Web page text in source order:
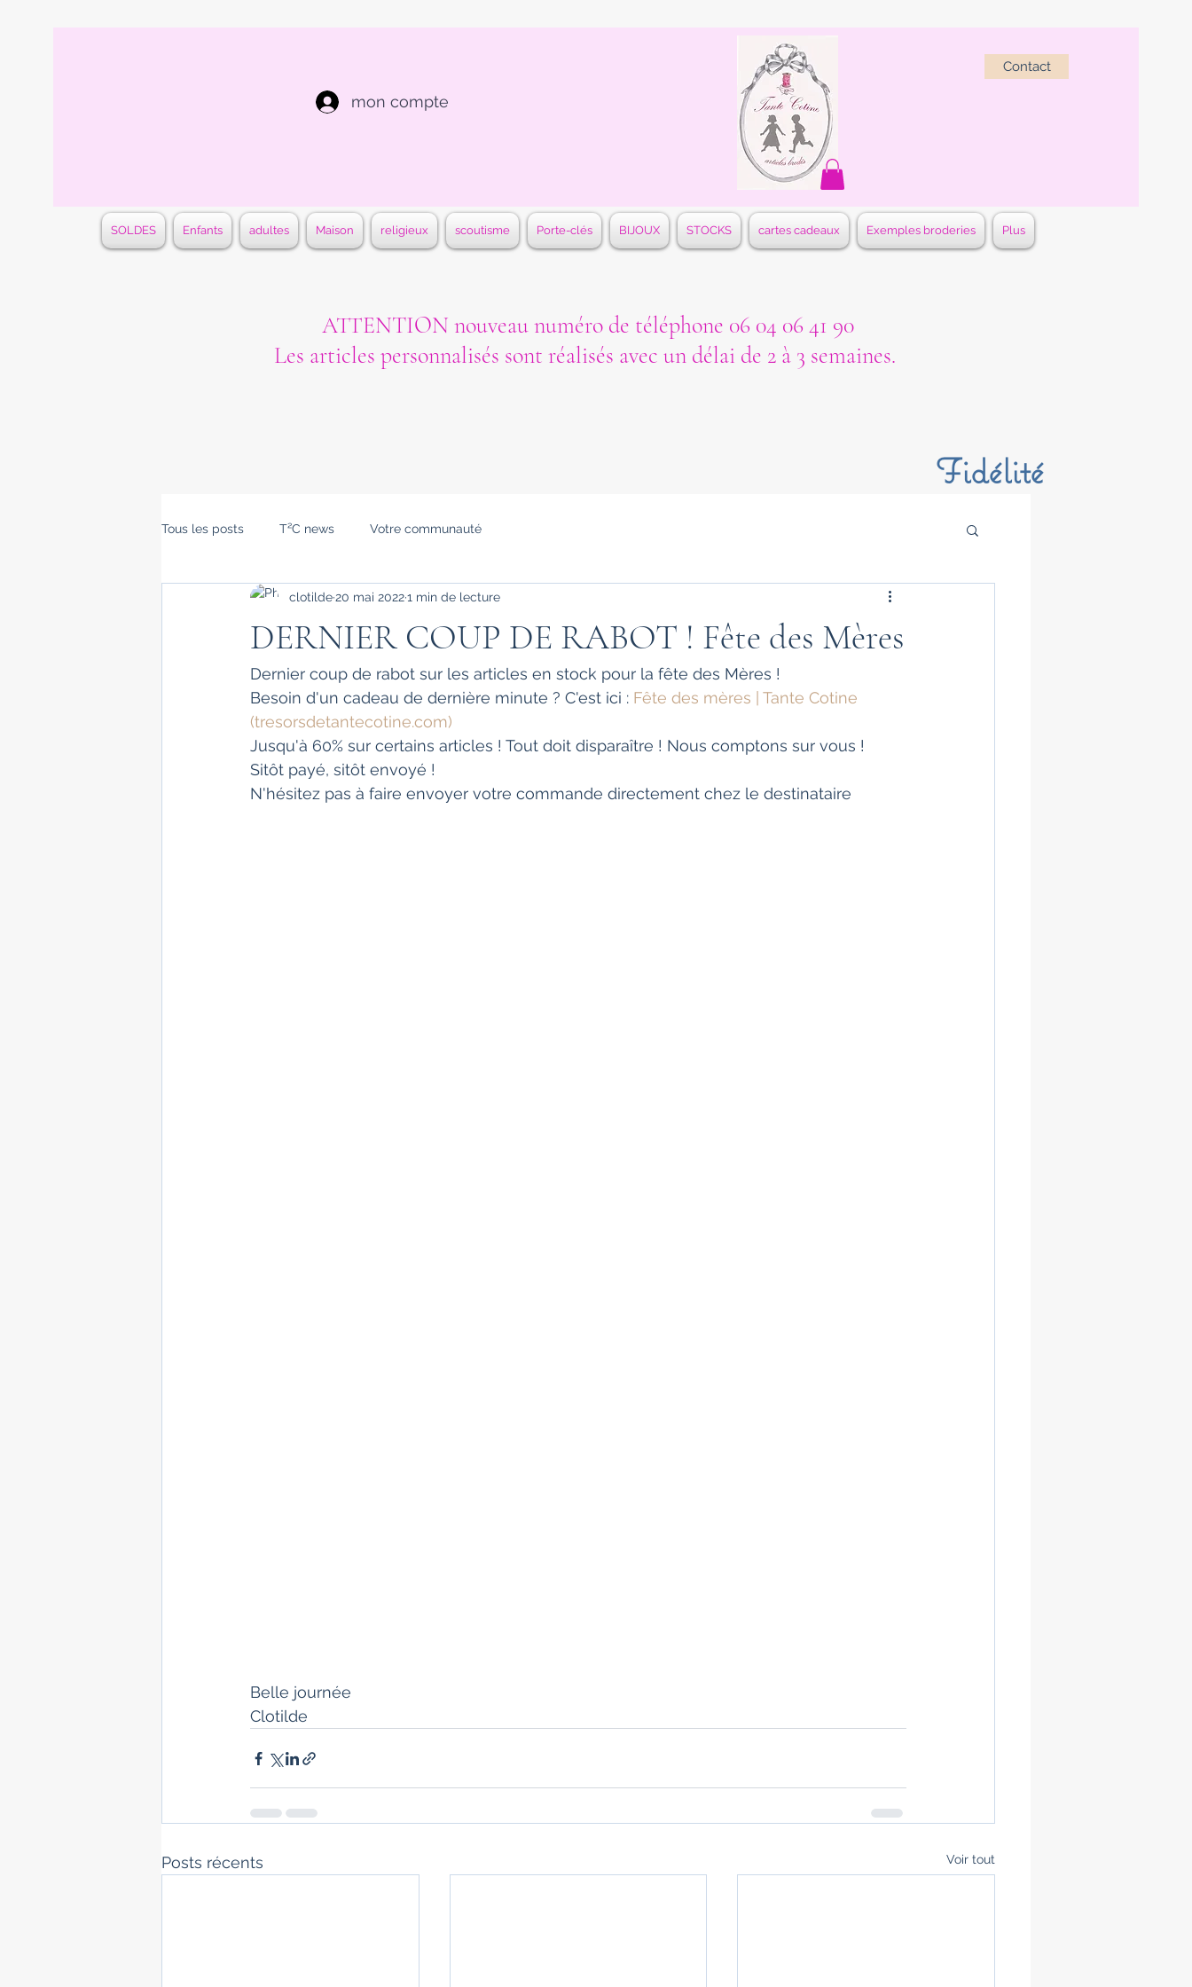
mon compte
Contact
SOLDES Enfants adultes Maison religieux scoutisme Porte-clés BIJOUX STOCKS cartes cadeaux Exemples broderies Plus
ATTENTION nouveau numéro de téléphone 06 04 06 41 90
Les articles personnalisés sont réalisés avec un délai de 2 à 3 semaines.
Fidélité
Tous les posts T²C news Votre communauté
DERNIER COUP DE RABOT ! Fête des Mères
clotilde20 mai 20221 min de lecture
Dernier coup de rabot sur les articles en stock pour la fête des Mères !
Besoin d'un cadeau de dernière minute ? C'est ici : Fête des mères | Tante Cotine
(tresorsdetantecotine.com)
Jusqu'à 60% sur certains articles ! Tout doit disparaître ! Nous comptons sur vous !
Sitôt payé, sitôt envoyé !
N'hésitez pas à faire envoyer votre commande directement chez le destinataire
Belle journée
Clotilde
Posts récents Voir tout